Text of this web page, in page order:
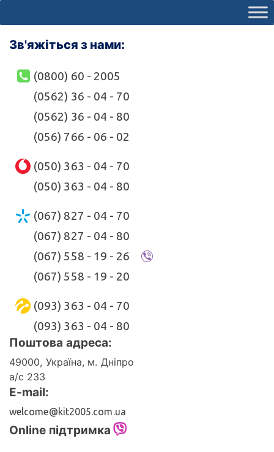
Зв'яжіться з нами:
(0800) 60 - 2005
(0562) 36 - 04 - 70
(0562) 36 - 04 - 80
(056) 766 - 06 - 02
(050) 363 - 04 - 70
(050) 363 - 04 - 80
(067) 827 - 04 - 70
(067) 827 - 04 - 80
(067) 558 - 19 - 26
(067) 558 - 19 - 20
(093) 363 - 04 - 70
(093) 363 - 04 - 80
Поштова адреса:
49000, Україна, м. Дніпро
а/с 233
E-mail:
welcome@kit2005.com.ua
Online підтримка